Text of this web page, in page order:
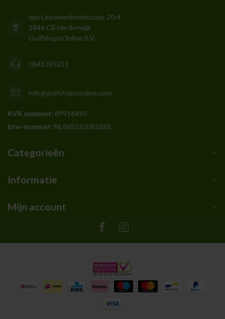
van Leeuwenhoekstraat 20-4
3846 CB Harderwijk
GolfShopsOnline B.V.
0341745251
info@golfshopsonline.com
KVK nummer: 89916492
btw-nummer: NL865152081B01
Categorieën
Informatie
Mijn account